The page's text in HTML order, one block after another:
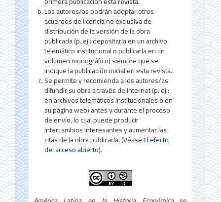
r
t
í
c
u
l
o
Los autores/as podrán adoptar otros
acuerdos de licencia no exclusiva de
distribución de la versión de la obra
publicada (p. ej.: depositarla en un archivo
telemático institucional o publicarla en un
volumen monográfico) siempre que se
indique la publicación inicial en esta revista.
Se permite y recomienda a los autores/as
difundir su obra a través de Internet (p. ej.:
en archivos telemáticos institucionales o en
su página web) antes y durante el proceso
de envío, lo cual puede producir
intercambios interesantes y aumentar las
citas de la obra publicada. (VéaseEl efecto
del acceso abierto).